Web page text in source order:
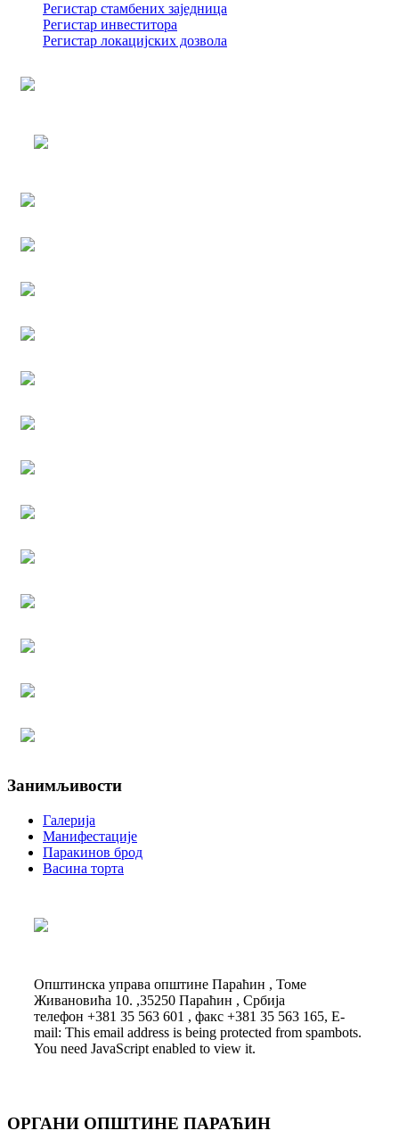
Регистар стамбених заједница
Регистар инвеститора
Регистар локацијских дозвола
Занимљивости
Галерија
Манифестације
Паракинов брод
Васина торта
Општинска управа општине Параћин , Томе
Живановића 10. ,35250 Параћин , Србија
телефон +381 35 563 601 , факс +381 35 563 165, E-
mail: This email address is being protected from spambots.
You need JavaScript enabled to view it.
ОРГАНИ ОПШТИНЕ ПАРАЋИН